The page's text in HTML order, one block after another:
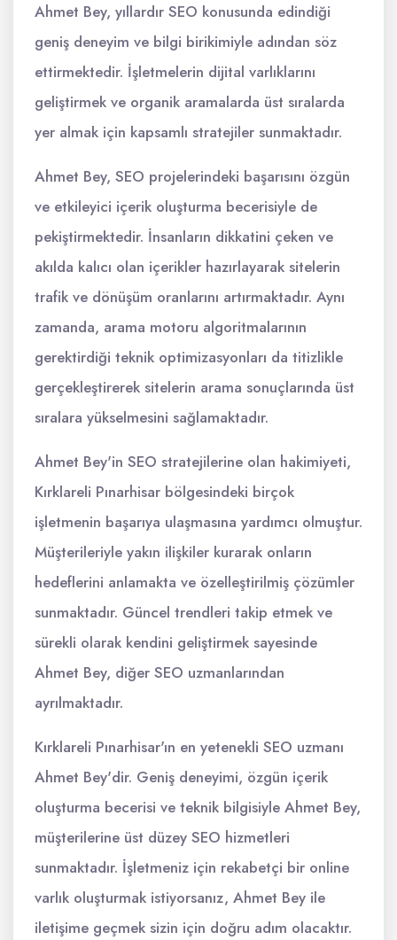
Ahmet Bey, yıllardır SEO konusunda edindiği
geniş deneyim ve bilgi birikimiyle adından söz
ettirmektedir. İşletmelerin dijital varlıklarını
geliştirmek ve organik aramalarda üst sıralarda
yer almak için kapsamlı stratejiler sunmaktadır.
Ahmet Bey, SEO projelerindeki başarısını özgün
ve etkileyici içerik oluşturma becerisiyle de
pekiştirmektedir. İnsanların dikkatini çeken ve
akılda kalıcı olan içerikler hazırlayarak sitelerin
trafik ve dönüşüm oranlarını artırmaktadır. Aynı
zamanda, arama motoru algoritmalarının
gerektirdiği teknik optimizasyonları da titizlikle
gerçekleştirerek sitelerin arama sonuçlarında üst
sıralara yükselmesini sağlamaktadır.
Ahmet Bey'in SEO stratejilerine olan hakimiyeti,
Kırklareli Pınarhisar bölgesindeki birçok
işletmenin başarıya ulaşmasına yardımcı olmuştur.
Müşterileriyle yakın ilişkiler kurarak onların
hedeflerini anlamakta ve özelleştirilmiş çözümler
sunmaktadır. Güncel trendleri takip etmek ve
sürekli olarak kendini geliştirmek sayesinde
Ahmet Bey, diğer SEO uzmanlarından
ayrılmaktadır.
Kırklareli Pınarhisar'ın en yetenekli SEO uzmanı
Ahmet Bey'dir. Geniş deneyimi, özgün içerik
oluşturma becerisi ve teknik bilgisiyle Ahmet Bey,
müşterilerine üst düzey SEO hizmetleri
sunmaktadır. İşletmeniz için rekabetçi bir online
varlık oluşturmak istiyorsanız, Ahmet Bey ile
iletişime geçmek sizin için doğru adım olacaktır.